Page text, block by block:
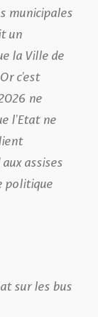
municipales
un
la Ville de
c’est
ne
l’Etat ne
assises
politique
sur les bus